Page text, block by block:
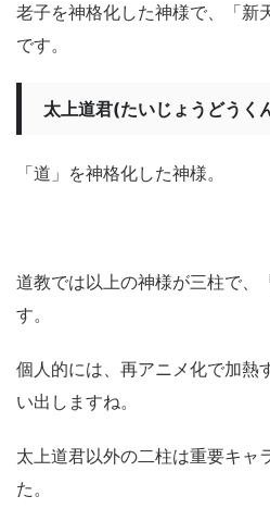
老子を神格化した神様で、「新
です。
太上道君(たいじょうどうく
「道」を神格化した神様。
道教では以上の神様が三柱で、
す。
個人的には、再アニメ化で加熱
い出しますね。
太上道君以外の二柱は重要キャ
た。